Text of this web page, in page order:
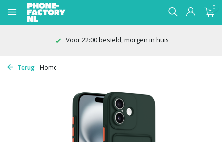
0
Voor 22:00 besteld, morgen in huis
Terug Home